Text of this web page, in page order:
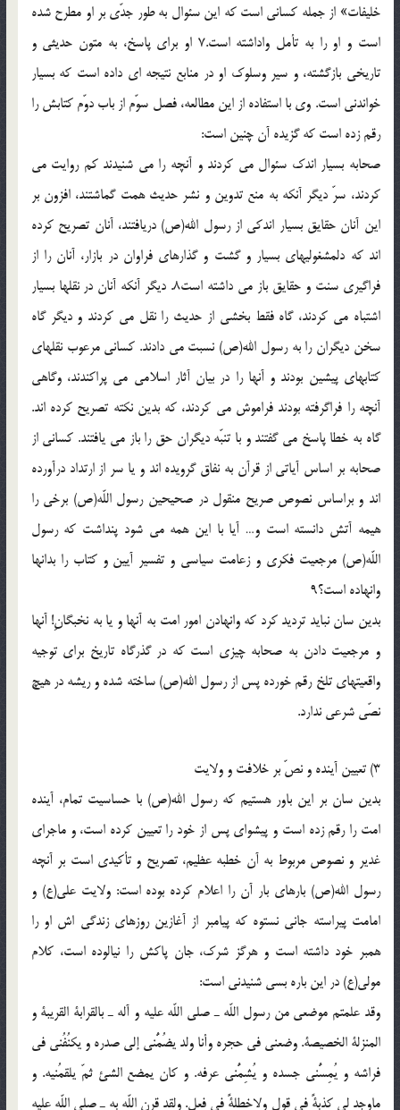
خليفات» از جمله كسانى است كه اين سئوال به طور جدّى بر او مطرح شده
است و او را به تأمل واداشته است.7 او براى پاسخ، به متون حديثى و
تاريخى بازگشته، و سير وسلوك او در منابع نتيجه اى داده است كه بسيار
خواندنى است. وى با استفاده از اين مطالعه، فصل سوّم از باب دوّم كتابش را
رقم زده است كه گزيده آن چنين است:
صحابه بسيار اندك سئوال مى كردند و آنچه را مى شنيدند كم روايت مى
كردند، سرّ ديگر آنكه به منع تدوين و نشر حديث همت گماشتند، افزون بر
اين آنان حقايق بسيار اندكى از رسول الله(ص) دريافتند، آنان تصريح كرده
اند كه دلمشغوليهاى بسيار و گشت و گذارهاى فراوان در بازار، آنان را از
فراگيرى سنت و حقايق باز مى داشته است8. ديگر آنكه آنان در نقلها بسيار
اشتباه مى كردند، گاه فقط بخشى از حديث را نقل مى كردند و ديگر گاه
سخن ديگران را به رسول الله(ص) نسبت مى دادند. كسانى مرعوب نقلهاى
كتابهاى پيشين بودند و آنها را در بيان آثار اسلامى مى پراكندند، وگاهى
آنچه را فراگرفته بودند فراموش مى كردند، كه بدين نكته تصريح كرده اند.
گاه به خطا پاسخ مى گفتند و با تنبّه ديگران حق را باز مى يافتند. كسانى از
صحابه بر اساس آياتى از قرآن به نفاق گرويده اند و يا سر از ارتداد درآورده
اند و براساس نصوص صريح منقول در صحيحين رسول اللّه(ص) برخى را
هيمه آتش دانسته است و… آيا با اين همه مى شود پنداشت كه رسول
اللّه(ص) مرجعيت فكرى و زعامت سياسى و تفسير آيين و كتاب را بدانها
وانهاده است؟9
بدين سان نبايد ترديد كرد كه وانهادن امور امت به آنها و يا به نخبگانِ! آنها
و مرجعيت دادن به صحابه چيزى است كه در گذرگاه تاريخ براى توجيه
واقعيتهاى تلخ رقم خورده پس از رسول الله(ص) ساخته شده و ريشه در هيچ
نصّى شرعى ندارد.
3) تعيين آينده و نصّ بر خلافت و ولايت
بدين سان بر اين باور هستيم كه رسول الله(ص) با حساسيت تمام، آينده
امت را رقم زده است و پيشواى پس از خود را تعيين كرده است، و ماجراى
غدير و نصوص مربوط به آن خطبه عظيم، تصريح و تأكيدى است بر آنچه
رسول الله(ص) بارهاى بار آن را اعلام كرده بوده است: ولايت على(ع) و
امامت پيراسته جانى نستوه كه پيامبر از آغازين روزهاى زندگى اش او را
همبر خود داشته است و هرگز شرك، جان پاكش را نيالوده است، كلام
مولى(ع) در اين باره بسى شنيدنى است:
وقد علمتم موضعى من رسول اللّه ـ صلى اللّه عليه و آله ـ بالقرابة القريبة و
المنزلة الخصيصة. وضعنى فى حجره وأنا ولد يضُمُّنى إلى صدره و يكنُفُنى فى
فراشه و يُمِسُّنى جسده و يُشِمُّنى عرفه. و كان يمضع الشئ ثمّ يلقمُنيه. و
ماوجد لى كذبةً فى قول ولاخطلةً فى فعل. ولقد قرن اللّه به ـ صلى اللّه عليه